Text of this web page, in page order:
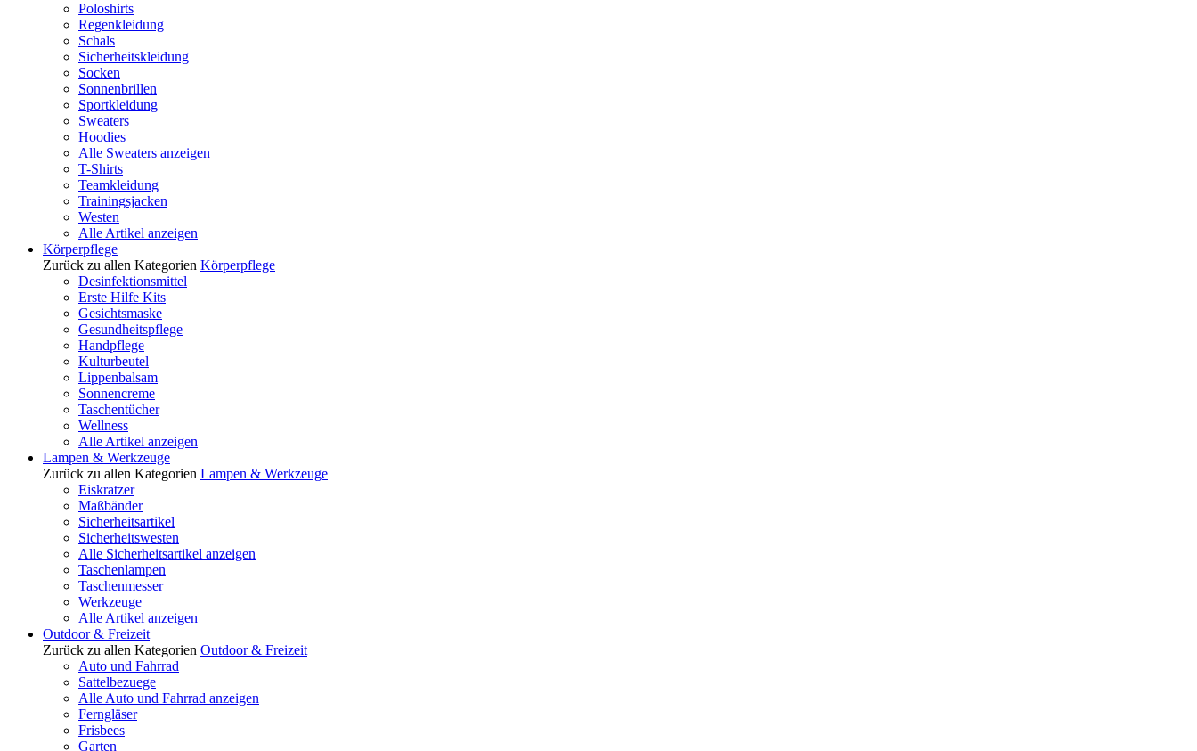
Poloshirts
Regenkleidung
Schals
Sicherheitskleidung
Socken
Sonnenbrillen
Sportkleidung
Sweaters
Hoodies
Alle Sweaters anzeigen
T-Shirts
Teamkleidung
Trainingsjacken
Westen
Alle Artikel anzeigen
Körperpflege
Zurück zu allen Kategorien Körperpflege
Desinfektionsmittel
Erste Hilfe Kits
Gesichtsmaske
Gesundheitspflege
Handpflege
Kulturbeutel
Lippenbalsam
Sonnencreme
Taschentücher
Wellness
Alle Artikel anzeigen
Lampen & Werkzeuge
Zurück zu allen Kategorien Lampen & Werkzeuge
Eiskratzer
Maßbänder
Sicherheitsartikel
Sicherheitswesten
Alle Sicherheitsartikel anzeigen
Taschenlampen
Taschenmesser
Werkzeuge
Alle Artikel anzeigen
Outdoor & Freizeit
Zurück zu allen Kategorien Outdoor & Freizeit
Auto und Fahrrad
Sattelbezuege
Alle Auto und Fahrrad anzeigen
Ferngläser
Frisbees
Garten